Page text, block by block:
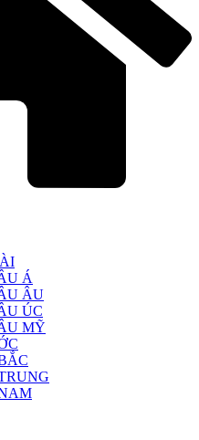
Á
ÂU
ÚC
MỸ